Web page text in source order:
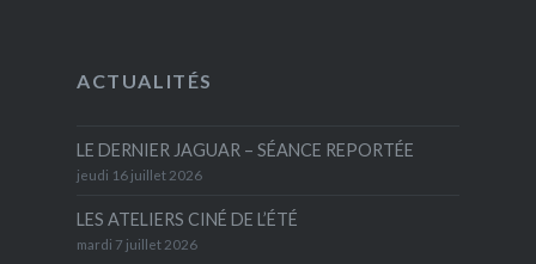
ACTUALITÉS
LE DERNIER JAGUAR – SÉANCE REPORTÉE
jeudi 16 juillet 2026
LES ATELIERS CINÉ DE L’ÉTÉ
mardi 7 juillet 2026